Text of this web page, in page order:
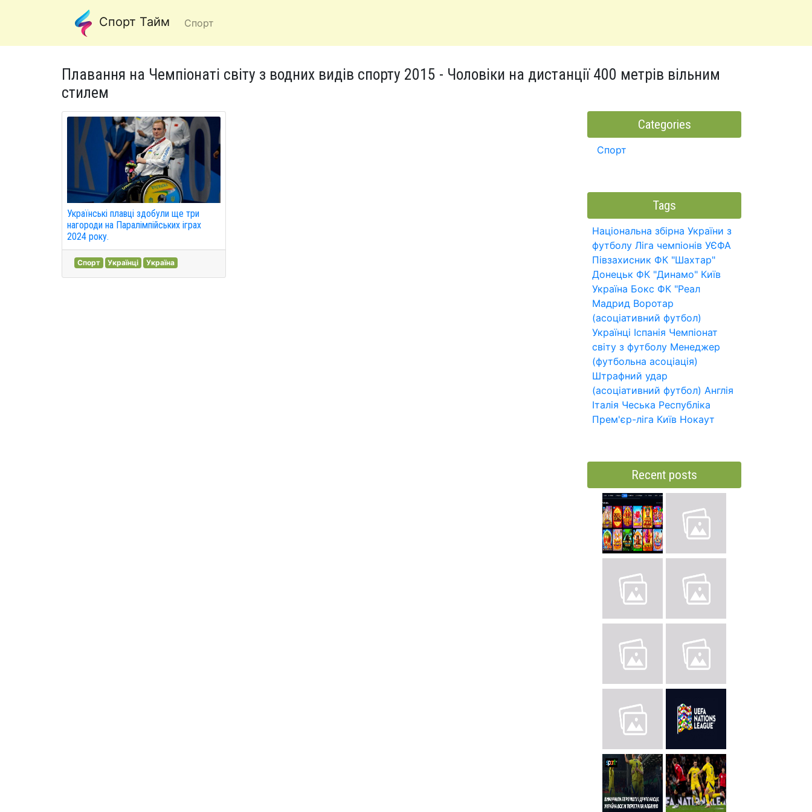
Спорт Тайм Спорт
Плавання на Чемпіонаті світу з водних видів спорту 2015 - Чоловіки на дистанції 400 метрів вільним
стилем
Українські плавці здобули ще три
нагороди на Паралімпійських іграх
2024 року.
Спорт Українці Україна
Categories
Спорт
Tags
Національна збірна України з
футболу Ліга чемпіонів УЄФА
Півзахисник ФК "Шахтар"
Донецьк ФК "Динамо" Київ
Україна Бокс ФК "Реал
Мадрид Воротар
(асоціативний футбол)
Українці Іспанія Чемпіонат
світу з футболу Менеджер
(футбольна асоціація)
Штрафний удар
(асоціативний футбол) Англія
Італія Чеська Республіка
Прем'єр-ліга Київ Нокаут
Recent posts